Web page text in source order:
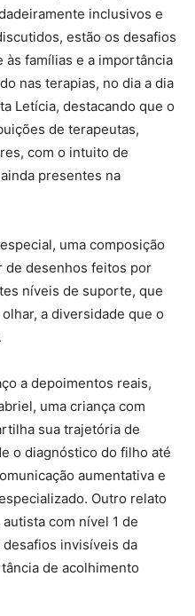
inclusivos e
estão os desafios
famílias e a importância
nas terapias, no dia a dia
Letícia, destacando que o
de terapeutas,
com o intuito de
presentes na
uma composição
de desenhos feitos por
níveis de suporte, que
a diversidade que o
a depoimentos reais,
uma criança com
sua trajetória de
o diagnóstico do filho até
aumentativa e
Outro relato
com nível 1 de
invisíveis da
de acolhimento